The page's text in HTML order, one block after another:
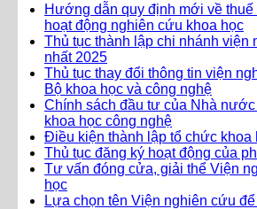
Hướng dẫn quy định mới về thuế
hoạt động nghiên cứu khoa học
Thủ tục thành lập chi nhánh viện
nhất 2025
Thủ tục thay đổi thông tin viện
Bộ khoa học và công nghệ
Chính sách đầu tư của Nhà nước
khoa học công nghệ
Điều kiện thành lập tổ chức khoa
Thủ tục đăng ký hoạt động của
Tư vấn đóng cửa, giải thể Viện
học
Lựa chọn tên Viện nghiên cứu